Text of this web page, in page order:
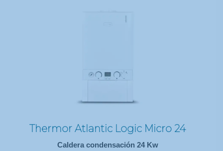
Thermor Atlantic Logic Micro 24
Caldera condensación 24 Kw